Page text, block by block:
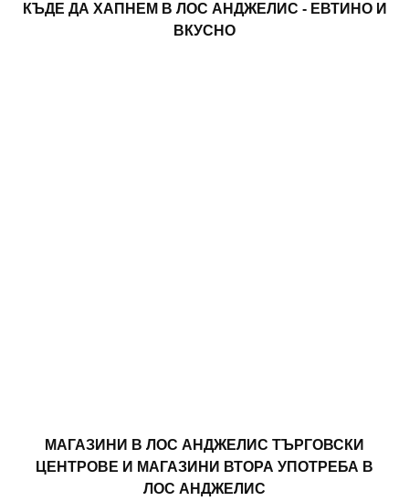
КЪДЕ ДА ХАПНЕМ В ЛОС АНДЖЕЛИС - ЕВТИНО И
ВКУСНО
МАГАЗИНИ В ЛОС АНДЖЕЛИС ТЪРГОВСКИ
ЦЕНТРОВЕ И МАГАЗИНИ ВТОРА УПОТРЕБА В
ЛОС АНДЖЕЛИС